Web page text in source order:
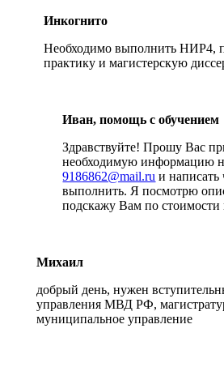
Инкогнито
Необходимо выполнить НИР4,
практику и магистерскую
Иван, помощь с обучением
Здравствуйте! Прошу Вас
необходимую информацию
9186862@mail.ru и написать
выполнить. Я посмотрю
подскажу Вам по
Михаил
добрый день, нужен
управления МВД РФ,
муниципальное управление